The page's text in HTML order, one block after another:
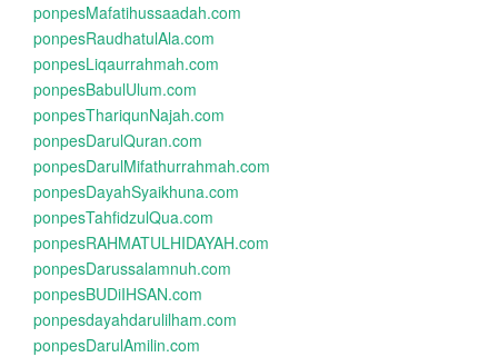
ponpesMafatihussaadah.com
ponpesRaudhatulAla.com
ponpesLiqaurrahmah.com
ponpesBabulUlum.com
ponpesThariqunNajah.com
ponpesDarulQuran.com
ponpesDarulMifathurrahmah.com
ponpesDayahSyaikhuna.com
ponpesTahfidzulQua.com
ponpesRAHMATULHIDAYAH.com
ponpesDarussalamnuh.com
ponpesBUDiIHSAN.com
ponpesdayahdarulilham.com
ponpesDarulAmilin.com